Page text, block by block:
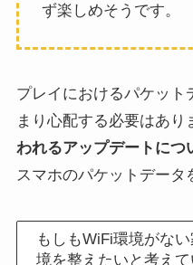
ず楽しめそうです。
プレイにおけるパケット
まり心配する必要はあり
われるアップデートにつ
スマホのパケットデータ
もしもWiFi環境がな
境を整えたいと考え